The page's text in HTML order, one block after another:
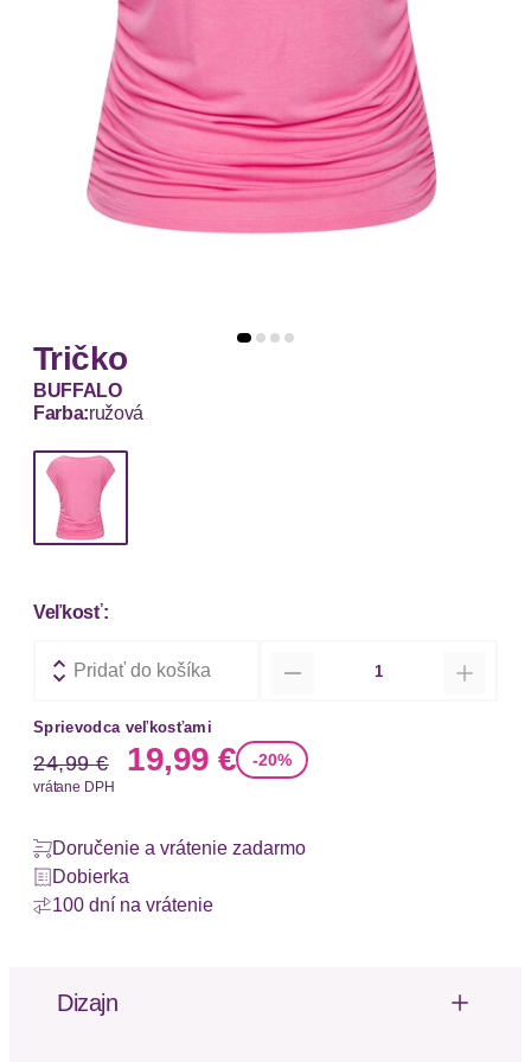
Tričko
BUFFALO
Farba:ružová
Veľkosť:
Pridať do košíka
Sprievodca veľkosťami
Stará cena
24,99 € Nová cena
19,99 € -20%
vrátane DPH
Doručenie a vrátenie zadarmo
Dobierka
100 dní na vrátenie
Dizajn